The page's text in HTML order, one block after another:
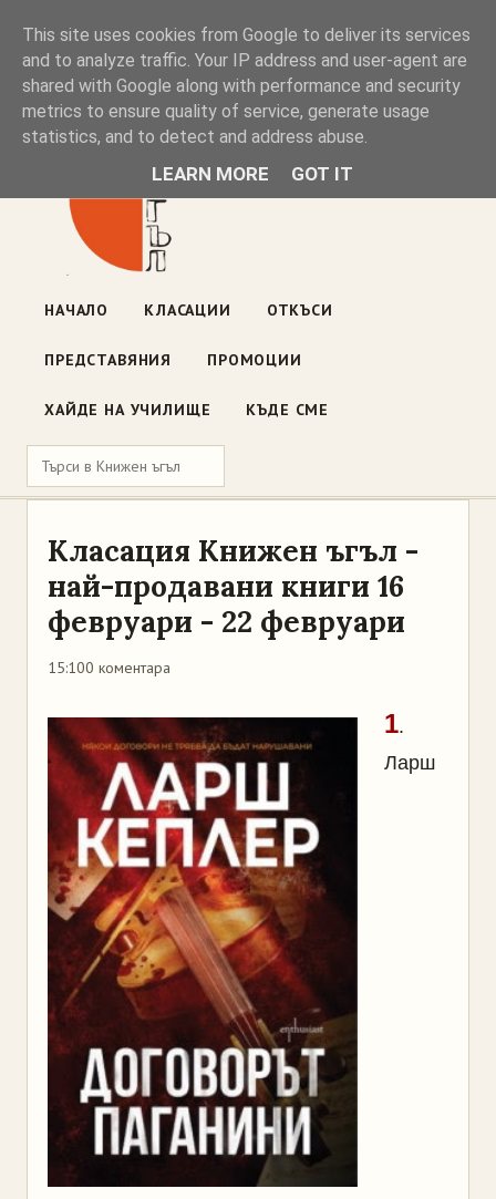
Книжен ъгъл
Блог на книжарницата — класации, откъси, нови книги
ул. „Оборище" 117, София· пон–пет 10:00–19:00 ·
НАЧАЛО КЛАСАЦИИ ОТКЪСИ
ПРЕДСТАВЯНИЯ ПРОМОЦИИ
ХАЙДЕ НА УЧИЛИЩЕ КЪДЕ СМЕ
Класация Книжен ъгъл -
най-продавани книги 16
февруари - 22 февруари
15:100 коментара
1.
Ларш
This site uses cookies from Google to deliver its services
and to analyze traffic. Your IP address and user-agent are
shared with Google along with performance and security
metrics to ensure quality of service, generate usage
statistics, and to detect and address abuse.
LEARN MORE GOT IT